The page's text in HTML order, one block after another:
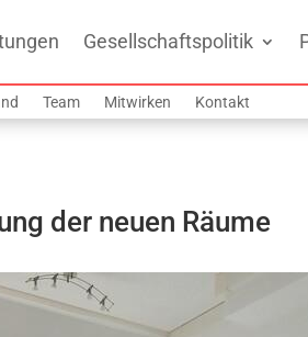
Gesellschaftspolitik
Team Mitwirken Kontakt
der neuen Räume